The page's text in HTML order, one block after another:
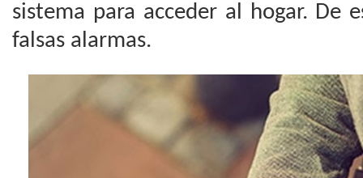
sistema para acceder al hogar. De
falsas alarmas.